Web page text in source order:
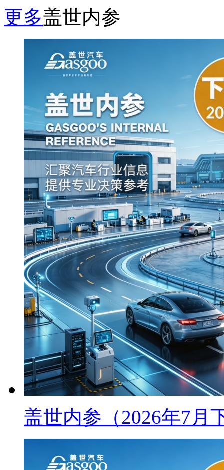
更多盖世内参
盖世内参（2026年7月